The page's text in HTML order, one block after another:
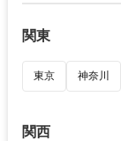
関東
東京 神奈川
関西